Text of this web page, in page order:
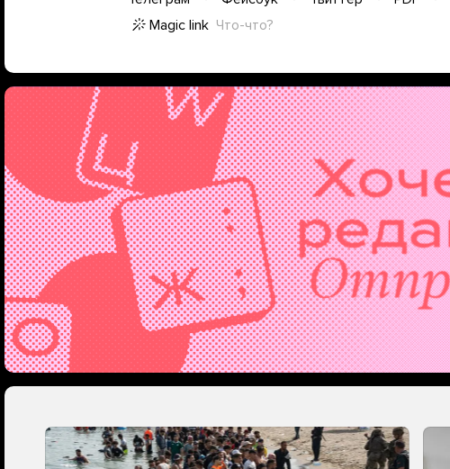
Magic link Что-что?